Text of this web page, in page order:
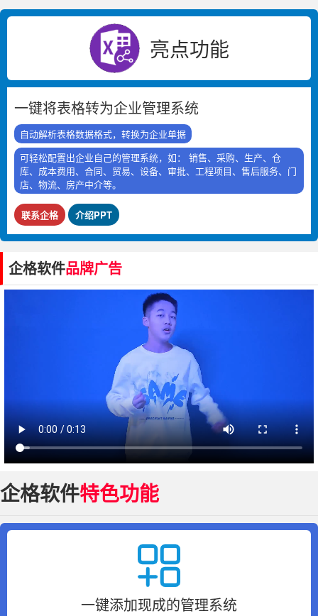
亮点功能
一键将表格转为企业管理系统
自动解析表格数据格式，转换为企业单据
可轻松配置出企业自己的管理系统，如： 销售、采购、生产、仓
库、成本费用、合同、贸易、设备、审批、工程项目、售后服务、门
店、物流、房产中介等。
联系企格 介绍PPT
企格软件品牌广告
企格软件特色功能
一键添加现成的管理系统